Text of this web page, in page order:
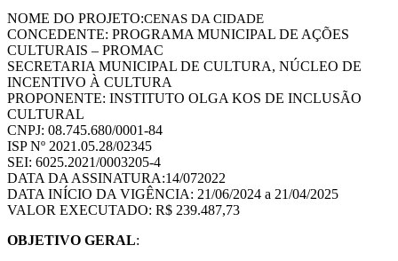
NOME DO PROJETO:CENAS DA CIDADE
CONCEDENTE: PROGRAMA MUNICIPAL DE AÇÕES
CULTURAIS – PROMAC
SECRETARIA MUNICIPAL DE CULTURA, NÚCLEO DE
INCENTIVO À CULTURA
PROPONENTE: INSTITUTO OLGA KOS DE INCLUSÃO
CULTURAL
CNPJ: 08.745.680/0001-84
ISP Nº 2021.05.28/02345
SEI: 6025.2021/0003205-4
DATA DA ASSINATURA:14/072022
DATA INÍCIO DA VIGÊNCIA: 21/06/2024 a 21/04/2025
VALOR EXECUTADO: R$ 239.487,73
OBJETIVO GERAL: